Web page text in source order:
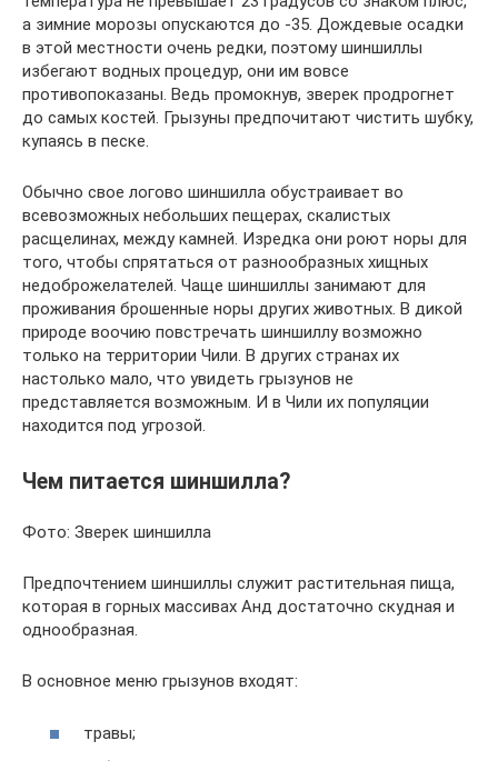
а зимние морозы опускаются до -35. Дождевые осадки
в этой местности очень редки, поэтому шиншиллы
избегают водных процедур, они им вовсе
противопоказаны. Ведь промокнув, зверек продрогнет
до самых костей. Грызуны предпочитают чистить шубку,
купаясь в песке.
Обычно свое логово шиншилла обустраивает во
всевозможных небольших пещерах, скалистых
расщелинах, между камней. Изредка они роют норы для
того, чтобы спрятаться от разнообразных хищных
недоброжелателей. Чаще шиншиллы занимают для
проживания брошенные норы других животных. В дикой
природе воочию повстречать шиншиллу возможно
только на территории Чили. В других странах их
настолько мало, что увидеть грызунов не
представляется возможным. И в Чили их популяции
находится под угрозой.
Чем питается шиншилла?
Фото: Зверек шиншилла
Предпочтением шиншиллы служит растительная пища,
которая в горных массивах Анд достаточно скудная и
однообразная.
В основное меню грызунов входят:
травы;